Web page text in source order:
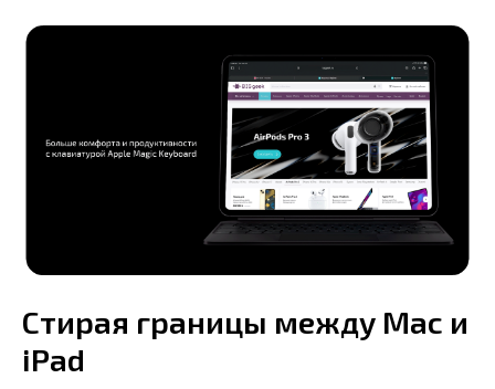
Стирая границы между Mac и
iPad